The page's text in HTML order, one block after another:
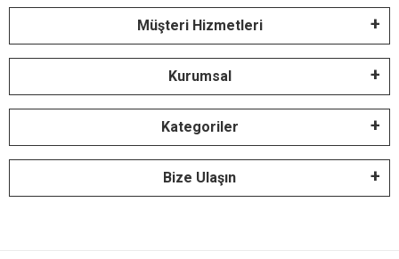
Müşteri Hizmetleri
Kurumsal
Kategoriler
Bize Ulaşın